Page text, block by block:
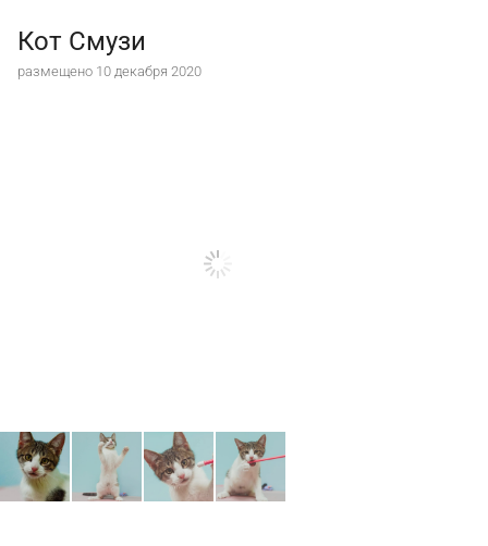
Кот Смузи
размещено 10 декабря 2020